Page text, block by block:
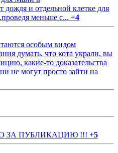
и отдельной клетке для
меньше с... +4
особым видом
думать, что кота украли, вы
какие-то доказательства
не могут просто зайти на
ЗА ПУБЛИКАЦИЮ !!! +5